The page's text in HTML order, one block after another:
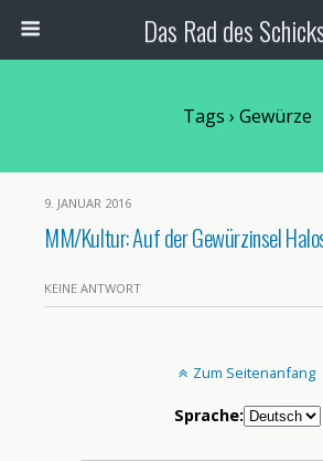
Das Rad des
Tags › Gewürze
9. JANUAR 2016
MM/Kultur: Auf der Gewürzinsel
KEINE ANTWORT
Zum Seitenanfang
Sprache: